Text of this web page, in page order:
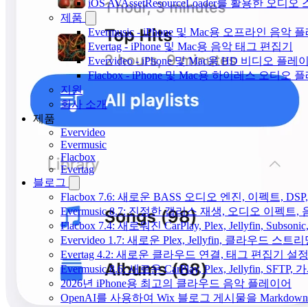
iOS AVAssetResourceLoader를 활용한 오디오
제품
Evermusic - iPhone 및 Mac용 오프라인 음악
Evertag - iPhone 및 Mac용 음악 태그 편집기
Evervideo - iPhone 및 Mac용 HD 비디오 플레
Flacbox - iPhone 및 Mac용 하이레스 오디오
지원
회사 소개
제품
Evervideo
Evermusic
Flacbox
Evertag
블로그
Flacbox 7.6: 새로운 BASS 오디오 엔진, 이펙트,
Evermusic 8.7: 진정한 갭리스 재생, 오디오 이펙트
Flacbox 7.4: 새로워진 CarPlay, Plex, Jellyfin,
Evervideo 1.7: 새로운 Plex, Jellyfin, 클라우드 스트
Evertag 4.2: 새로운 클라우드 연결, 태그 편집기 설
Evermusic 8.6: 새로운 CarPlay, Plex, Jellyfin, SFTP,
2026년 iPhone용 최고의 클라우드 음악 플레이어
OpenAI를 사용하여 Wix 블로그 게시물을